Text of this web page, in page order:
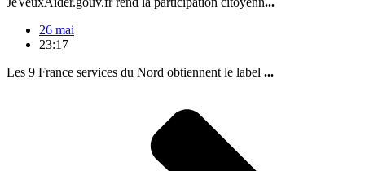
26 mai
23:17
Les 9 France services du Nord obtiennent le label ...